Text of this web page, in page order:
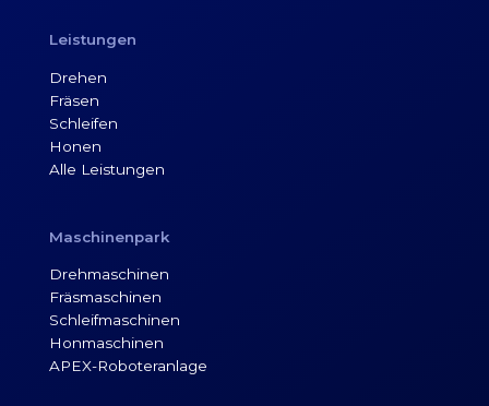
Leistungen
Drehen
Fräsen
Schleifen
Honen
Alle Leistungen
Maschinenpark
Drehmaschinen
Fräsmaschinen
Schleifmaschinen
Honmaschinen
APEX-Roboteranlage